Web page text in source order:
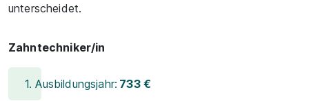
unterscheidet.
Zahntechniker/in
1. Ausbildungsjahr: 733 €